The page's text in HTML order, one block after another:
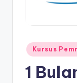
Kursus
1